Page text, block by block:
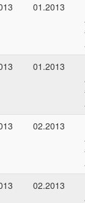
01.2013
01.2013
02.2013
02.2013